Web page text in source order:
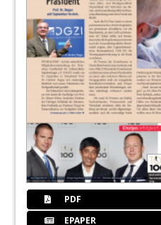
PDF
EPAPER